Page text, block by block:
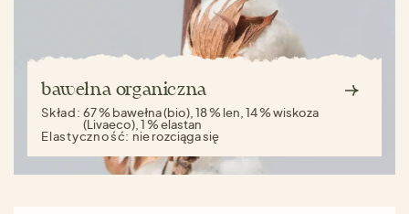
bawełna organiczna
Skład:67 % bawełna (bio), 18 % len, 14 % wiskoza
(Livaeco), 1 % elastan
Elastyczność: nie rozciąga się